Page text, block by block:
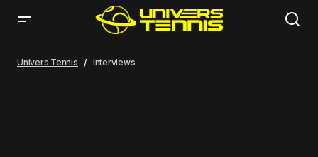
Univers Tennis Interviews